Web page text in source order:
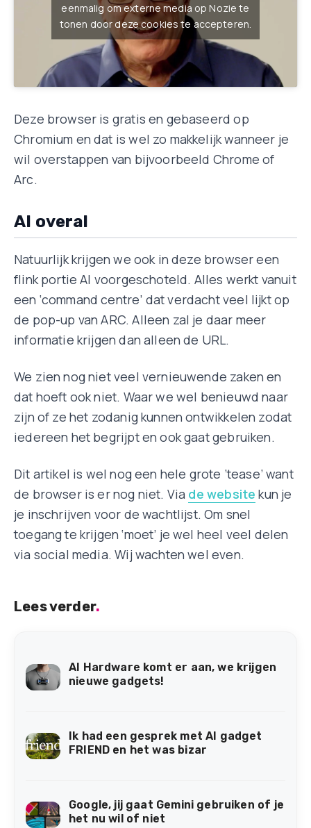
eenmalig om externe media op Nozie te
tonen door deze cookies te accepteren.
Deze browser is gratis en gebaseerd op
Chromium en dat is wel zo makkelijk wanneer je
wil overstappen van bijvoorbeeld Chrome of
Arc.
AI overal
Natuurlijk krijgen we ook in deze browser een
flink portie AI voorgeschoteld. Alles werkt vanuit
een ‘command centre’ dat verdacht veel lijkt op
de pop-up van ARC. Alleen zal je daar meer
informatie krijgen dan alleen de URL.
We zien nog niet veel vernieuwende zaken en
dat hoeft ook niet. Waar we wel benieuwd naar
zijn of ze het zodanig kunnen ontwikkelen zodat
iedereen het begrijpt en ook gaat gebruiken.
Dit artikel is wel nog een hele grote ’tease’ want
de browser is er nog niet. Via de website kun je
je inschrijven voor de wachtlijst. Om snel
toegang te krijgen ‘moet’ je wel heel veel delen
via social media. Wij wachten wel even.
Lees verder.
AI Hardware komt er aan, we krijgen
nieuwe gadgets!
Ik had een gesprek met AI gadget
FRIEND en het was bizar
Google, jij gaat Gemini gebruiken of je
het nu wil of niet